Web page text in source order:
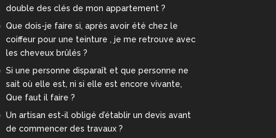
double des clés de mon appartement ?
Que dois-je faire si, après avoir été chez le
coiffeur pour une teinture , je me retrouve avec
les cheveux brûlés ?
Si une personne disparaît et que personne ne
sait où elle est, ni si elle est encore vivante,
Que faut il faire ?
Un artisan est-il obligé d’établir un devis avant
de commencer des travaux ?